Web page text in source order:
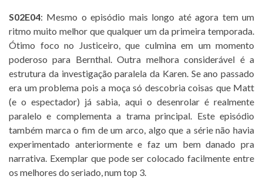
S02E04: Mesmo o episódio mais longo até agora tem um
ritmo muito melhor que qualquer um da primeira temporada.
Ótimo foco no Justiceiro, que culmina em um momento
poderoso para Bernthal. Outra melhora considerável é a
estrutura da investigação paralela da Karen. Se ano passado
era um problema pois a moça só descobria coisas que Matt
(e o espectador) já sabia, aqui o desenrolar é realmente
paralelo e complementa a trama principal. Este episódio
também marca o fim de um arco, algo que a série não havia
experimentado anteriormente e faz um bem danado pra
narrativa. Exemplar que pode ser colocado facilmente entre
os melhores do seriado, num top 3.